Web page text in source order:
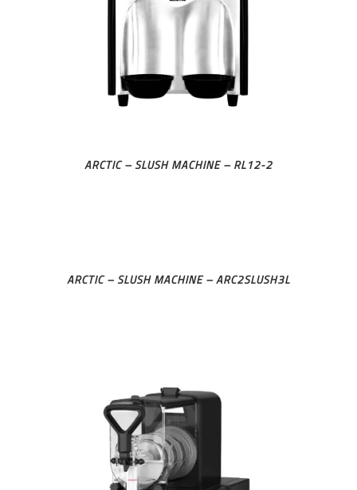
ARCTIC – SLUSH MACHINE – RL12-2
ARCTIC – SLUSH MACHINE – ARC2SLUSH3L